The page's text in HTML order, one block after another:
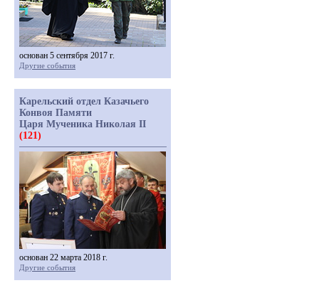
основан 5 сентября 2017 г.
Другие события
Карельский отдел Казачьего
Конвоя Памяти
Царя Мученика Николая II
(121)
основан 22 марта 2018 г.
Другие события